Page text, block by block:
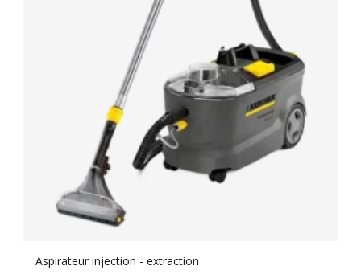
Aspirateur injection - extraction